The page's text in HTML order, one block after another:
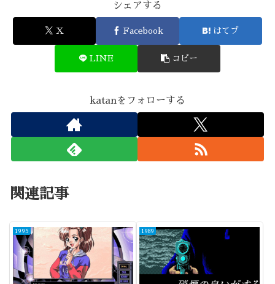
シェアする
X Facebook はてブ
LINE コピー
katanをフォローする
関連記事
1995 1989